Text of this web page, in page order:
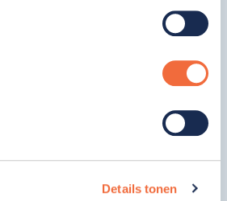
Details tonen